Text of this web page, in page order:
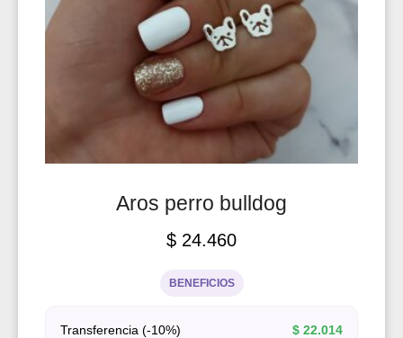
Aros perro bulldog
$ 24.460
BENEFICIOS
Transferencia (-10%) $ 22.014